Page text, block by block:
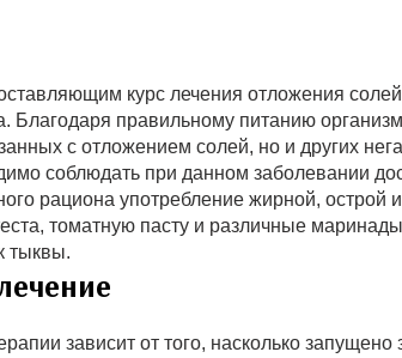
курс лечения отложения солей
Благодаря правильному питанию
с отложением солей, но и других
соблюдать при данном заболевании
рациона употребление жирной, острой
томатную пасту и различные
тыквы.
зависит от того, насколько